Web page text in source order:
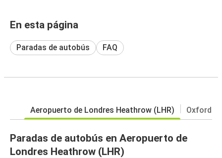
En esta página
Paradas de autobús FAQ
Aeropuerto de Londres Heathrow (LHR) Oxford
Paradas de autobús en Aeropuerto de
Londres Heathrow (LHR)